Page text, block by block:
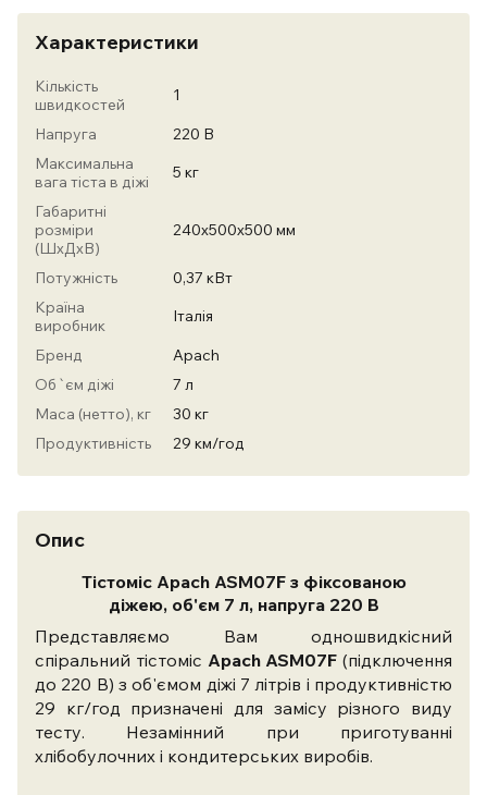
Характеристики
Кількість
швидкостей
1
Напруга
220 В
Максимальна
вага тіста в діжі
5 кг
Габаритні
розміри
(ШхДхВ)
240х500х500 мм
Потужність
0,37 кВт
Країна
виробник
Італія
Бренд
Apach
Об`єм діжі
7 л
Маса (нетто), кг
30 кг
Продуктивність
29 км/год
Опис
Тістоміс Apach ASM07F з фіксованою
діжею, об'єм7 л, напруга 220 В
Представляємо Вам одношвидкісний
спіральний тістоміс Apach ASM07F (підключення
до 220 В) з об'ємом діжі 7 літрів і продуктивністю
29 кг/год призначені для замісу різного виду
тесту. Незамінний при приготуванні
хлібобулочних і кондитерських виробів.